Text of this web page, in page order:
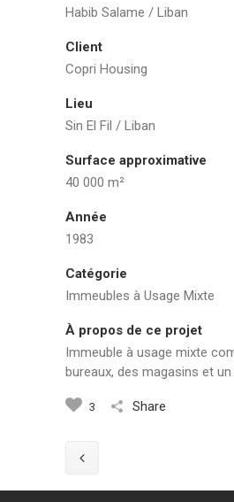
Habib Salame / Liban
Client
Copri Housing
Lieu
Sin El Fil / Liban
Surface approximative
40 000 m²
Année
1983
Catégorie
Immeubles à Usage Mixte
À propos de ce projet
Immeuble à usage mixte
bureaux, des magasins et
Share
3